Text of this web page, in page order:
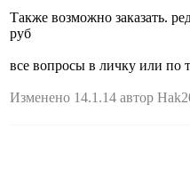
Также возможно заказать.
руб
все вопросы в личку или по
Изменено 14.1.14 автор